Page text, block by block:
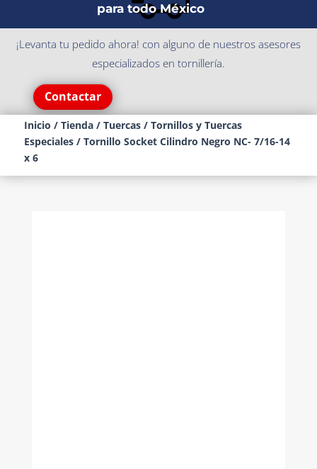
para todo México
¡Levanta tu pedido ahora! con alguno de nuestros asesores
especializados en tornillería.
Contactar
Inicio / Tienda/ Tuercas/ Tornillos y Tuercas
Especiales/ Tornillo Socket Cilindro Negro NC- 7/16-14
x 6